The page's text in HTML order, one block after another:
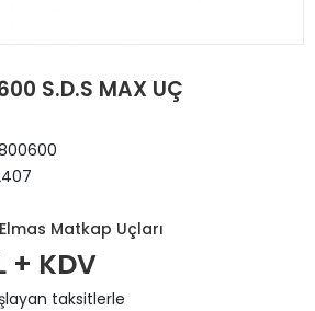
S.D.S MAX UÇ
Elmas Matkap Uçları
+ KDV
taksitlerle